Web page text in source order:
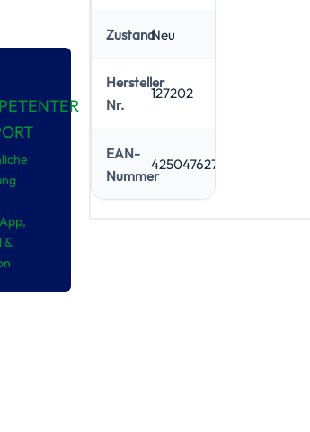
&
ZustandNeu
Hersteller
Nr.
127202
EAN-
Nummer
4250476272029